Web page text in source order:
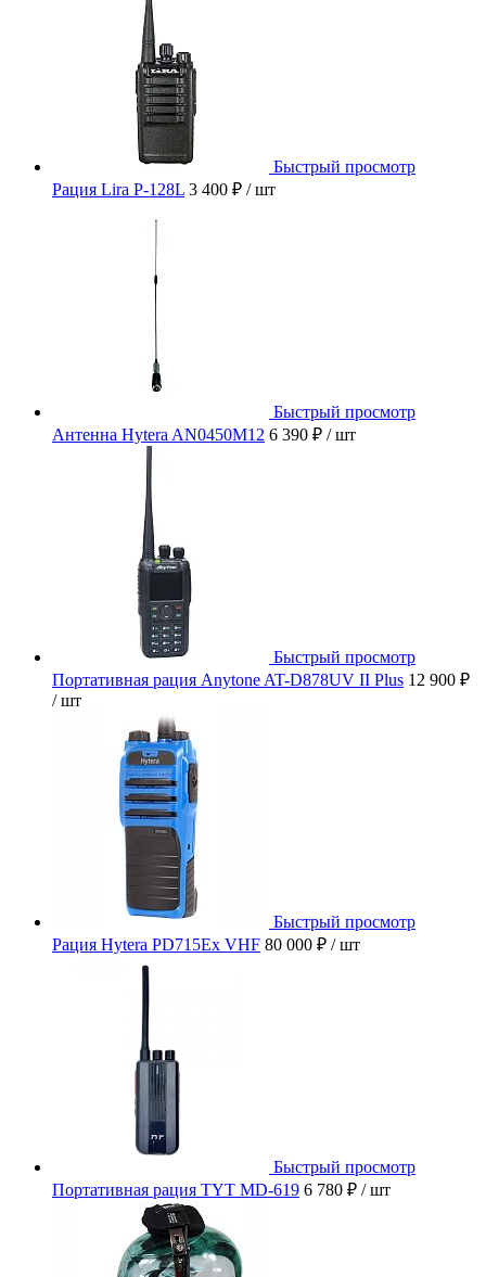
Быстрый просмотр
Рация Lira P-128L 3 400 ₽ / шт
Быстрый просмотр
Антенна Hytera AN0450M12 6 390 ₽ / шт
Быстрый просмотр
Портативная рация Anytone AT-D878UV II Plus 12 900 ₽
/ шт
Быстрый просмотр
Рация Hytera PD715Ex VHF 80 000 ₽ / шт
Быстрый просмотр
Портативная рация TYT MD-619 6 780 ₽ / шт